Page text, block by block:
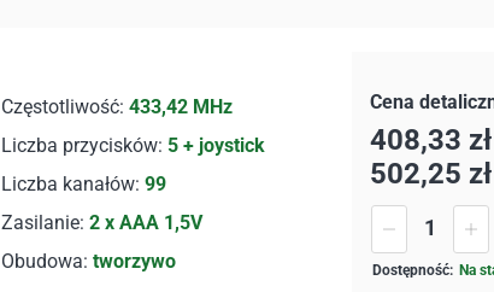
Częstotliwość: 433,42 MHz
Liczba przycisków: 5 + joystick
Liczba kanałów: 99
Zasilanie: 2 x AAA 1,5V
Obudowa: tworzywo
408,33zł
502,25zł
Na